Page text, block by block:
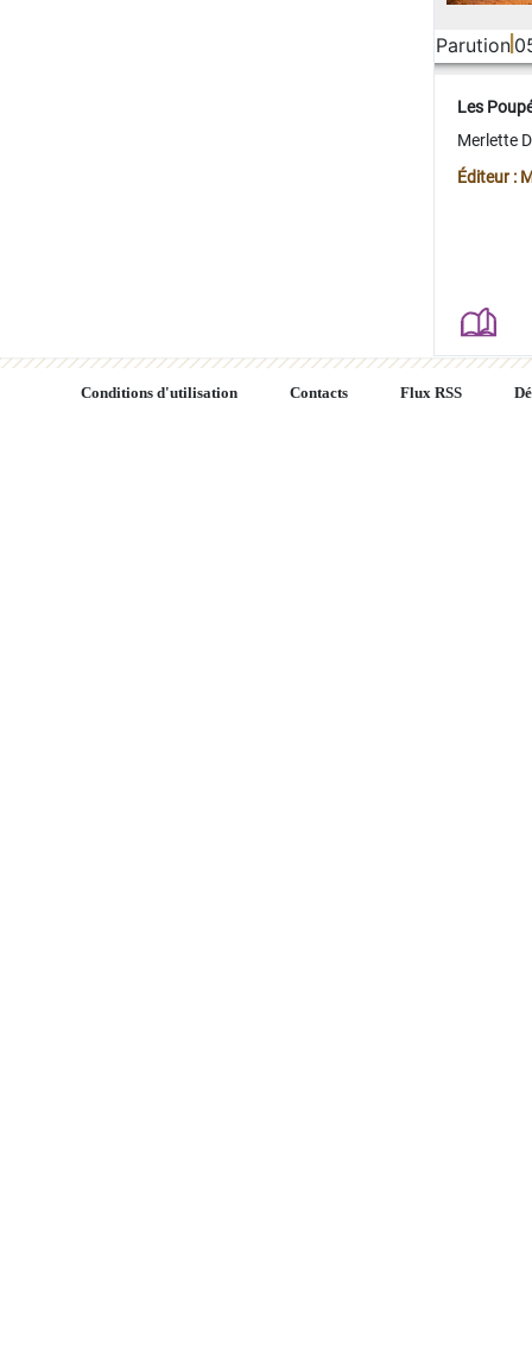
Parution
Les
Merlette
Éditeur :
Conditions d'utilisation Contacts Flux RSS